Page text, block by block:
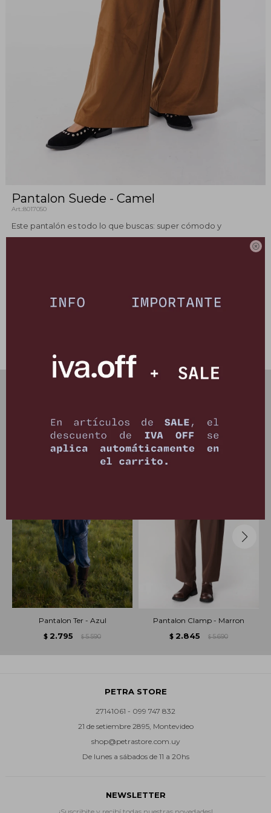

Pantalon Suede - Camel
8017050
Este pantalón es todo lo que buscas: super cómodo y
canchero. Combinado con el blazer y hace el match perfecto!
Pantalon Ter - Azul
$ 2.795 $ 5.590
Pantalon Clamp - Marron
$ 2.845 $ 5.690
PETRA STORE
27141061 - 099 747 832
21 de setiembre 2895, Montevideo
shop@petrastore.com.uy
De lunes a sábados de 11 a 20hs
NEWSLETTER